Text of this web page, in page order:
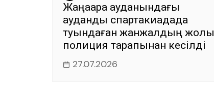
Жаңаарқа ауданындағы
аудандық спартакиадада
туындаған жанжалдың жолы
полиция тарапынан кесілді
27.07.2026